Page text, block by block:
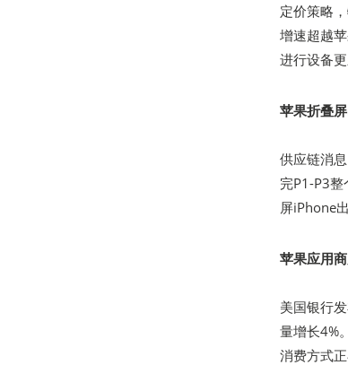
定价策略
增速超越
进行设备更
苹果折叠
供应链消
完P1-P3
屏iPhone
苹果应用
美国银行
量增长4%
消费方式